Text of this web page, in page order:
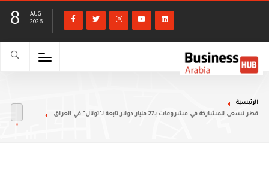
8
AUG
2026
الرئيسية
قطر تسعى للمشاركة في مشروعات بـ27 مليار دولار تابعة لـ"توتال" في العراق